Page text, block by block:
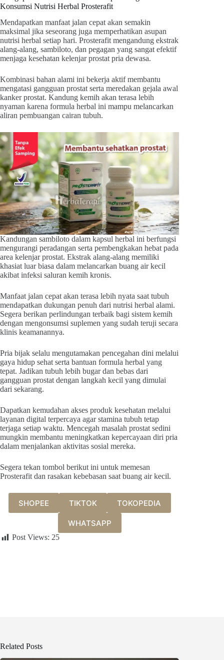
Konsumsi Nutrisi Herbal Prosterafit
Mendapatkan manfaat jalan cepat akan semakin
maksimal jika seseorang juga memperhatikan asupan
nutrisi herbal setiap hari. Prosterafit mengandung ekstrak
alang-alang, sambiloto, dan pegagan yang sangat efektif
menjaga kesehatan kelenjar prostat pria dewasa.
Kombinasi bahan alami ini bekerja aktif membantu
mengatasi gangguan prostat serta meredakan gejala awal
kanker prostat. Kandung kemih akan terasa lebih
nyaman karena formula herbal ini mampu melancarkan
aliran pembuangan cairan tubuh.
Kandungan sambiloto dalam kapsul herbal ini berfungsi
mengurangi peradangan serta pembengkakan hebat pada
area kelenjar prostat. Ekstrak alang-alang memiliki
khasiat luar biasa dalam melancarkan buang air kecil
akibat infeksi saluran kemih kronis.
Manfaat jalan cepat akan terasa lebih nyata saat tubuh
mendapatkan dukungan penuh dari nutrisi herbal alami.
Segera berikan perlindungan terbaik bagi sistem kemih
dengan mengonsumsi suplemen yang sudah teruji secara
klinis keamanannya.
Pria bijak selalu mengutamakan pencegahan dini melalui
gaya hidup sehat serta bantuan formula herbal yang
tepat. Jadikan tubuh lebih bugar dan bebas dari
gangguan prostat dengan langkah kecil yang dimulai
dari sekarang.
Dapatkan kemudahan akses produk kesehatan melalui
layanan digital terpercaya agar stamina tubuh tetap
terjaga setiap waktu. Mencegah masalah prostat sedini
mungkin membantu meningkatkan kepercayaan diri pria
dalam menjalankan aktivitas sosial mereka.
Segera tekan tombol berikut ini untuk memesan
Prosterafit dan rasakan kebebasan saat buang air kecil.
SHOPEE TIKTOK TOKOPEDIA
WHATSAPP
Post Views: 25
Related Posts